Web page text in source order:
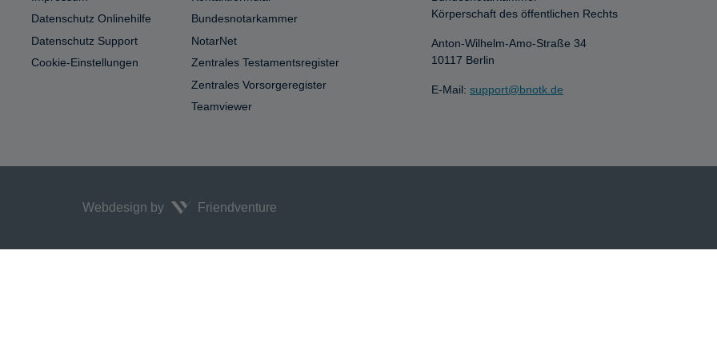
Datenschutz Onlinehilfe
Datenschutz Support
Cookie-Einstellungen
Bundesnotarkammer
NotarNet
Zentrales Testamentsregister
Zentrales Vorsorgeregister
Teamviewer
Körperschaft des öffentlichen Rechts
Anton-Wilhelm-Amo-Straße 34
10117 Berlin
E-Mail: support@bnotk.de
Webdesign by Friendventure